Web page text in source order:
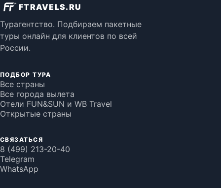
FTRAVELS.RU
Турагентство. Подбираем пакетные
туры онлайн для клиентов по всей
России.
ПОДБОР ТУРА
Все страны
Все города вылета
Отели FUN&SUN и WB Travel
Открытые страны
СВЯЗАТЬСЯ
8 (499) 213-20-40
Telegram
WhatsApp